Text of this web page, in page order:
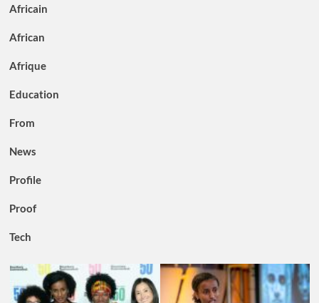
Africain
African
Afrique
Education
From
News
Profile
Proof
Tech